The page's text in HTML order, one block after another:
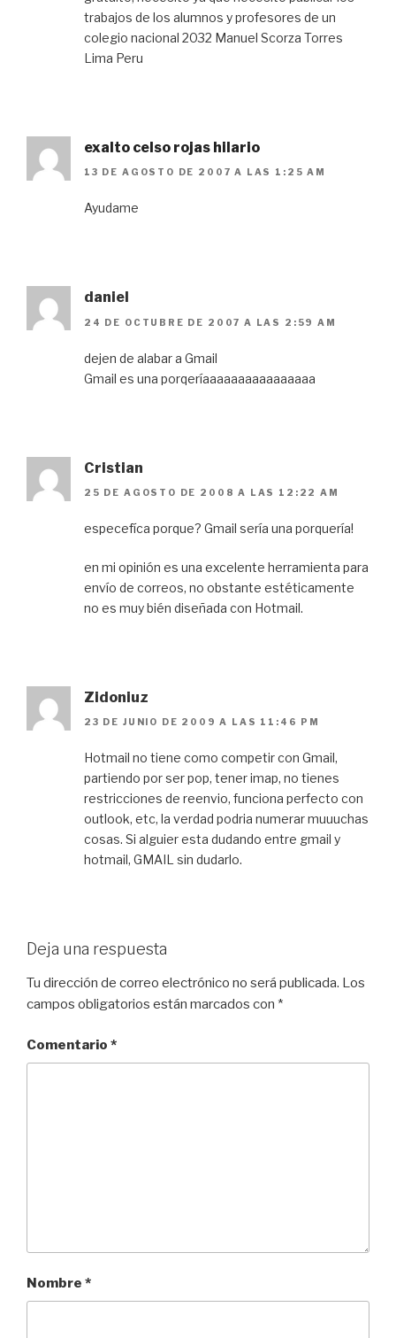
trabajos de los alumnos y profesores de un
colegio nacional 2032 Manuel Scorza Torres
Lima Peru
exalto celso rojas hilario
13 DE AGOSTO DE 2007 A LAS 1:25 AM
Ayudame
daniel
24 DE OCTUBRE DE 2007 A LAS 2:59 AM
dejen de alabar a Gmail
Gmail es una porqeríaaaaaaaaaaaaaaaa
Cristian
25 DE AGOSTO DE 2008 A LAS 12:22 AM
especefíca porque? Gmail sería una porquería!
en mi opinión es una excelente herramienta para
envío de correos, no obstante estéticamente
no es muy bién diseñada con Hotmail.
Zidoniuz
23 DE JUNIO DE 2009 A LAS 11:46 PM
Hotmail no tiene como competir con Gmail,
partiendo por ser pop, tener imap, no tienes
restricciones de reenvio, funciona perfecto con
outlook, etc, la verdad podria numerar muuuchas
cosas. Si alguier esta dudando entre gmail y
hotmail, GMAIL sin dudarlo.
Deja una respuesta
Tu dirección de correo electrónico no será publicada. Los
campos obligatorios están marcados con *
Comentario *
Nombre *